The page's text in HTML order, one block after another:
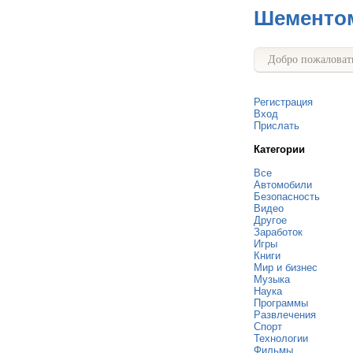
Добро
Регистрация
Вход
Прислать
Категории
Все
Автомобили
Безопасность
Видео
Другое
Заработок
Игры
Книги
Мир и бизнес
Музыка
Наука
Программы
Развлечения
Спорт
Технологии
Фильмы